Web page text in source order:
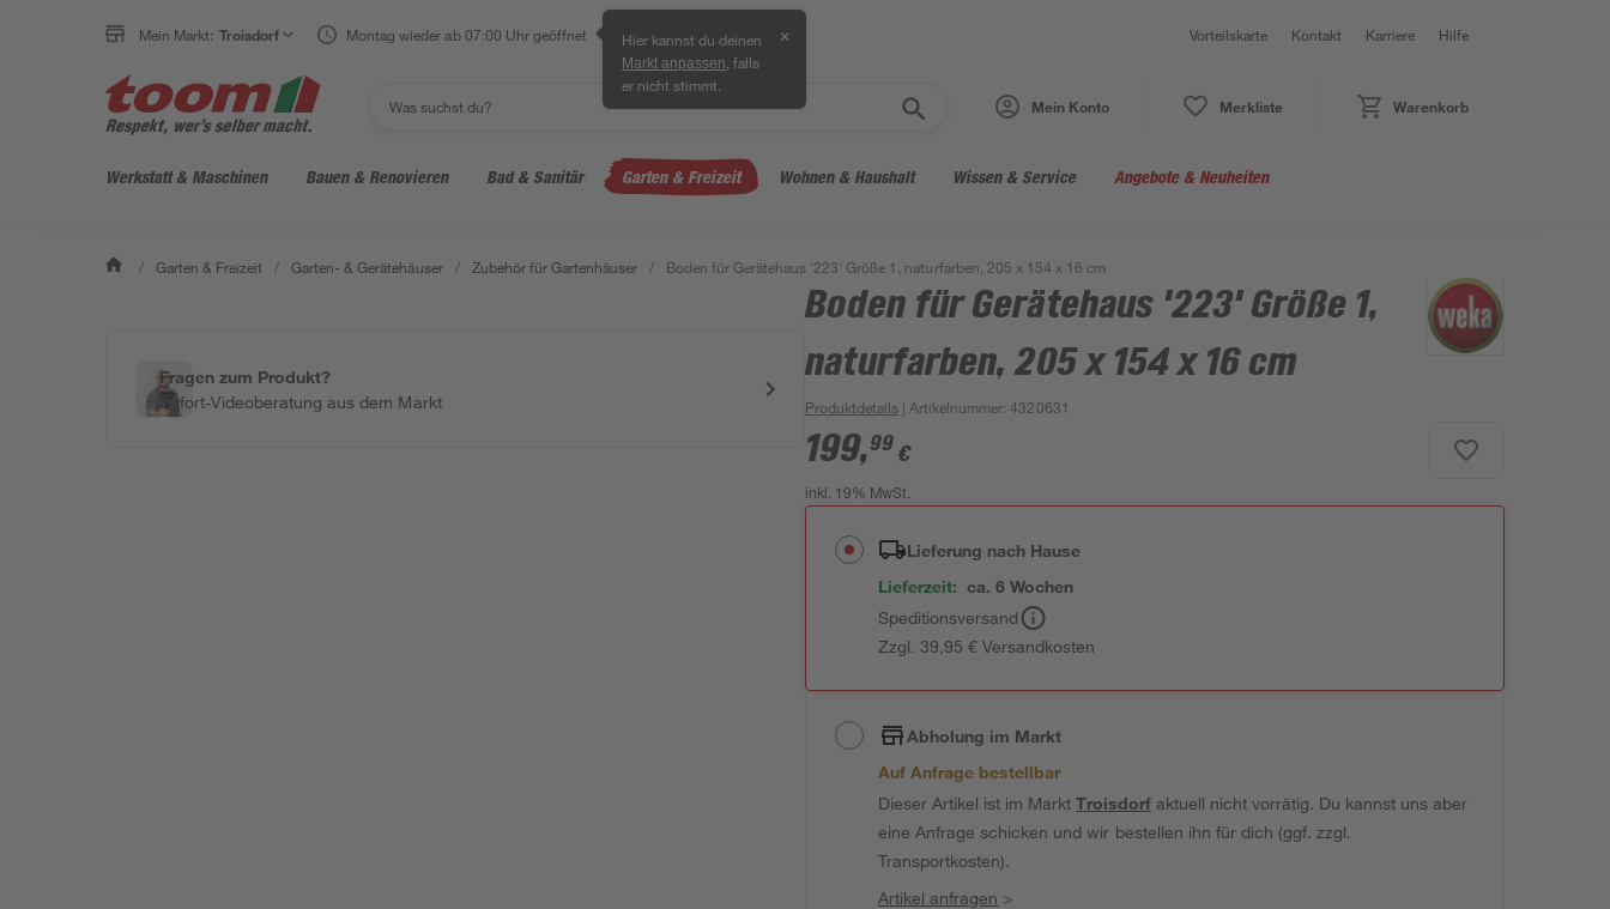
Mein Markt: Troisdorf Montag wieder ab 07:00 Uhr geöffnet Hier kannst du deinen
Markt anpassen , falls
er nicht stimmt.
✕ Vorteilskarte Kontakt Karriere Hilfe
Mein Konto Merkliste Warenkorb
Werkstatt & Maschinen Bauen & Renovieren Bad & Sanitär Garten & Freizeit Wohnen & Haushalt Wissen & Service Angebote & Neuheiten
/ Garten & Freizeit / Garten- & Gerätehäuser / Zubehör für Gartenhäuser / Boden für Gerätehaus '223' Größe 1, naturfarben, 205 x 154 x 16 cm
Fragen zum Produkt?
Sofort-Videoberatung aus dem Markt
Boden für Gerätehaus '223' Größe 1,
naturfarben, 205 x 154 x 16 cm
Produktdetails | Artikelnummer:4320631
199,99 €
inkl. 19% MwSt.
Lieferung nach Hause
Lieferzeit: ca. 6 Wochen
Speditionsversand
Zzgl. 39,95 € Versandkosten
Abholung im Markt
Auf Anfrage bestellbar
Dieser Artikel ist im MarktTroisdorfaktuell nicht vorrätig. Du kannst uns aber
eine Anfrage schicken und wir bestellen ihn für dich (ggf. zzgl.
Transportkosten).
Artikel anfragen >